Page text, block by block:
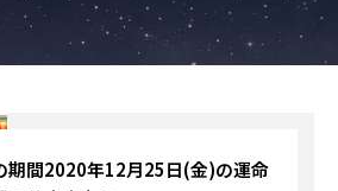
期間2020年12月25日(金)の運命